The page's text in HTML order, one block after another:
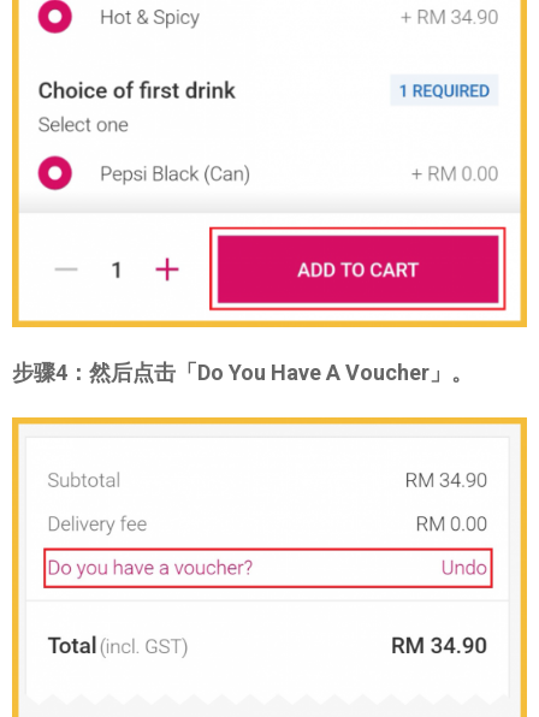
步骤4：然后点击「Do You Have A Voucher」。